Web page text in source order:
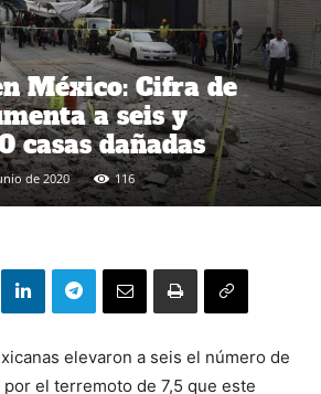
México: Cifra de
a seis y
casas dañadas
de 2020 116
elevaron a seis el número de
el terremoto de 7,5 que este